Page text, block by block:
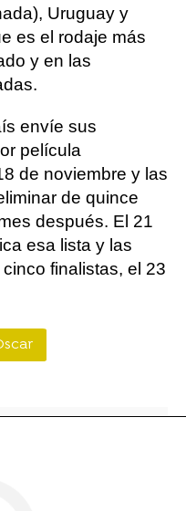
Uruguay y
es el rodaje más
y en las
envíe sus
película
de noviembre y las
de quince
después. El 21
esa lista y las
finalistas, el 23